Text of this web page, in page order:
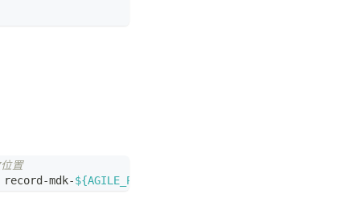
置
record-mdk-${AGILE_PIPELINE_BUILD_NUMBER}